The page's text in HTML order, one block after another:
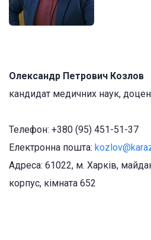
Олександр Петрович Козлов
кандидат медичних наук,
Телефон: +380 (95) 451-51-37
Електронна пошта:
Адреса: 61022, м. Харків,
корпус, кімната 652